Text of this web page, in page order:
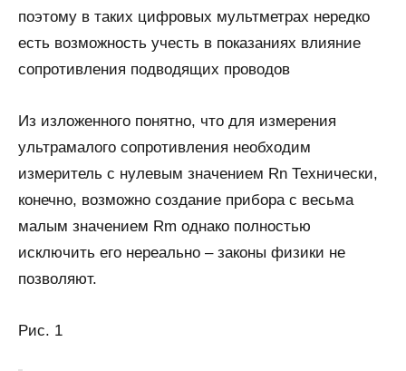
поэтому в таких цифровых мультметрах нередко
есть возможность учесть в показаниях влияние
сопротивления подводящих проводов
Из изложенного понятно, что для измерения
ультрамалого сопротивления необходим
измеритель с нулевым значением Rn Технически,
конечно, возможно создание прибора с весьма
малым значением Rm однако полностью
исключить его нереально – законы физики не
позволяют.
Рис. 1